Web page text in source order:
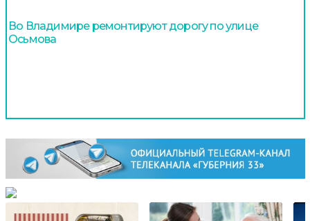
Во Владимире ремонтируют дорогу по улице
Осьмова